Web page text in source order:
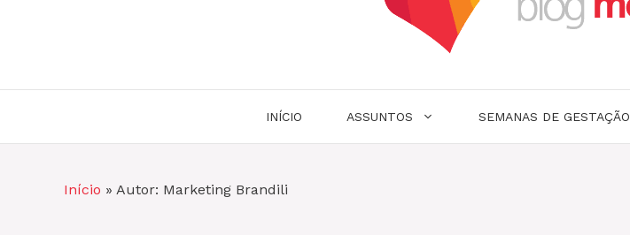
INÍCIO ASSUNTOS SEMANAS DE GESTAÇÃO
Início » Autor: Marketing Brandili